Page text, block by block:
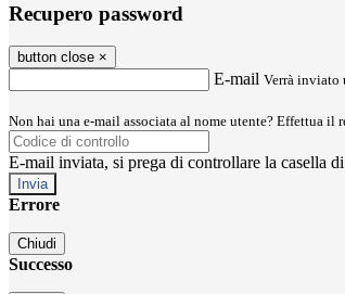
Recupero password
button close ×
E-mail Verrà inviato
Non hai una e-mail associata al nome utente? Effettua il
E-mail inviata, si prega di controllare la casella
Errore
Chiudi
Successo